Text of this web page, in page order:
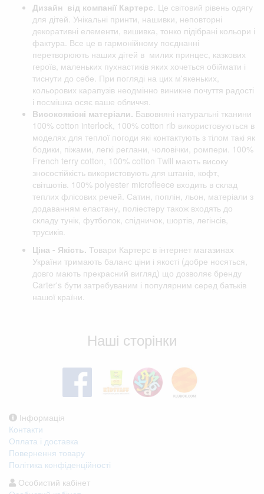
Дизайн від компанії Картерс . Це світовий рівень одягу
для дітей. Унікальні принти, нашивки, неповторні
декоративні елементи, вишивка, тонко підібрані кольори і
фактура. Все це в гармонійному поєднанні
перетворюють наших дітей в милих принцес, казкових
героїв, маленьких пухнастиків яких хочеться обіймати і
тиснути до себе. При погляді на цих м'якеньких,
кольорових карапузів неодмінно виникне почуття радості
і посмішка осяє ваше обличчя.
Високоякісні матеріали. Бавовняні натуральні тканини
100% cotton interlock, 100% cotton rib використовуються в
моделях для теплої погоди які контактують з тілом такі як
бодики, піжами, легкі реглани, чоловічки, ромпери. 100%
French terry cotton, 100% cotton Twill мають високу
зносостійкість використовують для штанів, кофт,
світшотів. 100% polyester microfleece входить в склад
теплих флісових речей. Сатин, поплін, льон, матеріали з
додаванням еластану, поліестеру також входять до
складу тунік, футболок, спідничок, шортів, легінсів,
трусиків.
Ціна - Якість. Товари Картерс в інтернет магазинах
України тримають баланс ціни і якості (добре носяться,
довго мають прекрасний вигляд) що дозволяє бренду
Carter's бути затребуваним і популярним серед батьків
нашої країни.
Наші сторінки
Інформація
Контакти
Оплата і доставка
Повернення товару
Політика конфіденційності
Особистий кабінет